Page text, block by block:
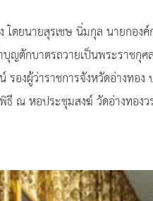
ดยนายสุรเชษ นิ่มกุล นายกอ
ตักบาตรถวายเป็นพระราช
งผู้ว่าราชการจังหวัดอ่างท
ณ หอประชุมสงฆ์ วัดอ่างทองว